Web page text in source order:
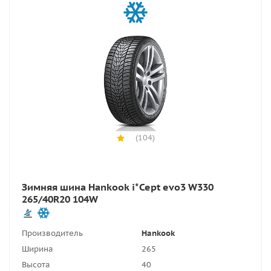
(104)
Зимняя шина Hankook i*Cept evo3 W330
265/40R20 104W
Производитель
Hankook
Ширина
265
Высота
40